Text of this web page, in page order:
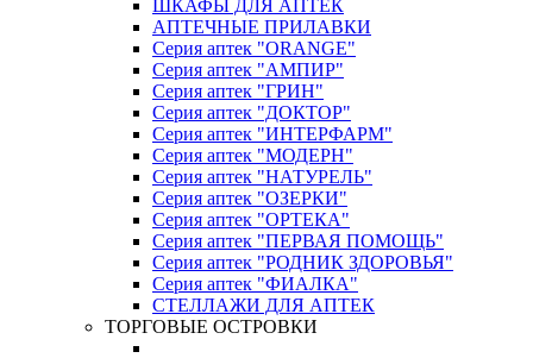
ШКАФЫ ДЛЯ АПТЕК
АПТЕЧНЫЕ ПРИЛАВКИ
Серия аптек "ORANGE"
Серия аптек "АМПИР"
Серия аптек "ГРИН"
Серия аптек "ДОКТОР"
Серия аптек "ИНТЕРФАРМ"
Серия аптек "МОДЕРН"
Серия аптек "НАТУРЕЛЬ"
Серия аптек "ОЗЕРКИ"
Серия аптек "ОРТЕКА"
Серия аптек "ПЕРВАЯ ПОМОЩЬ"
Серия аптек "РОДНИК ЗДОРОВЬЯ"
Серия аптек "ФИАЛКА"
СТЕЛЛАЖИ ДЛЯ АПТЕК
ТОРГОВЫЕ ОСТРОВКИ